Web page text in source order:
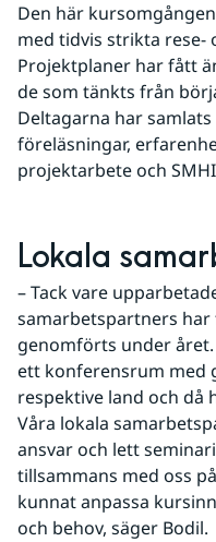
Den här
med tidvis strikta rese-
Projektplaner har fått
de som tänkts från
Deltagarna har
föreläsningar,
projektarbete och
Lokala
– Tack vare
samarbetspartners
genomförts under
ett konferensrum med
respektive land och då
Våra lokala
ansvar och lett
tillsammans med oss
kunnat anpassa
och behov, säger Bodil.